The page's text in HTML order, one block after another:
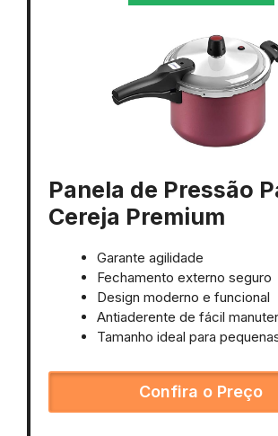
Panela de Pressão
Cereja Premium
Garante agilidade
Fechamento externo seguro
Design moderno e funcional
Antiaderente de fácil
Tamanho ideal para
Confira o Preço